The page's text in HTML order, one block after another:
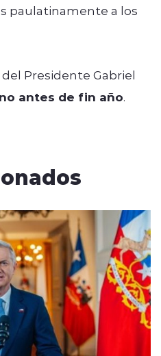
paulatinamente a los
Presidente Gabriel
antes de fin año.